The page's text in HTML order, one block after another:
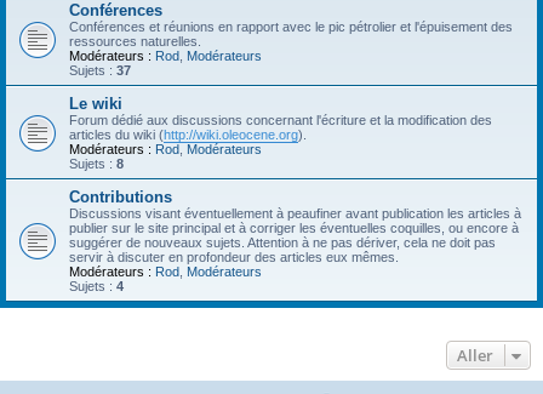
Conférences
Conférences et réunions en rapport avec le pic pétrolier et l'épuisement des
ressources naturelles.
Modérateurs : Rod Modérateurs
Sujets : 37
Le wiki
Forum dédié aux discussions concernant l'écriture et la modification des
articles du wiki (http://wiki.oleocene.org).
Modérateurs : Rod Modérateurs
Sujets : 8
Contributions
Discussions visant éventuellement à peaufiner avant publication les articles à
publier sur le site principal et à corriger les éventuelles coquilles, ou encore à
suggérer de nouveaux sujets. Attention à ne pas dériver, cela ne doit pas
servir à discuter en profondeur des articles eux mêmes.
Modérateurs : Rod Modérateurs
Sujets : 4
Aller